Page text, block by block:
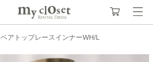
ベアトップレースインナーWH/L